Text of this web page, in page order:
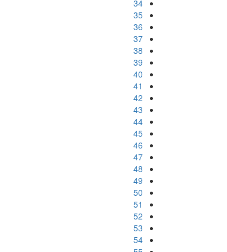
34
35
36
37
38
39
40
41
42
43
44
45
46
47
48
49
50
51
52
53
54